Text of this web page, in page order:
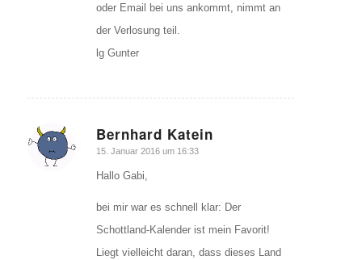
oder Email bei uns ankommt, nimmt an
der Verlosung teil.
lg Gunter
Bernhard Katein
sagte:
15. Januar 2016 um 16:33
Hallo Gabi,
bei mir war es schnell klar: Der
Schottland-Kalender ist mein Favorit!
Liegt vielleicht daran, dass dieses Land